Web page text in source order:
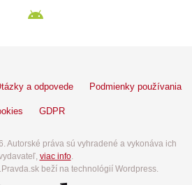
a odpovede Podmienky používania
GDPR
Autorské práva sú vyhradené a vykonáva ich
viac info.
beží na technológií Wordpress.